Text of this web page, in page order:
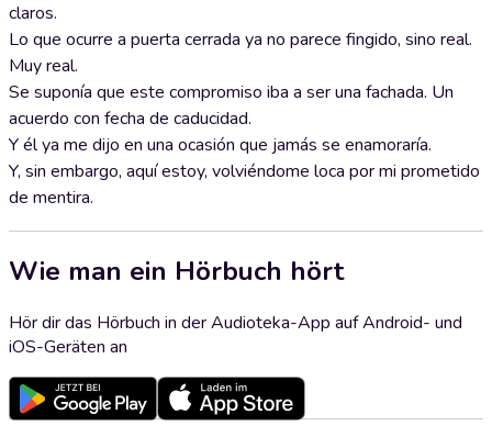
claros.
Lo que ocurre a puerta cerrada ya no parece fingido, sino real.
Muy real.
Se suponía que este compromiso iba a ser una fachada. Un
acuerdo con fecha de caducidad.
Y él ya me dijo en una ocasión que jamás se enamoraría.
Y, sin embargo, aquí estoy, volviéndome loca por mi prometido
de mentira.
Wie man ein Hörbuch hört
Hör dir das Hörbuch in der Audioteka-App auf Android- und
iOS-Geräten an